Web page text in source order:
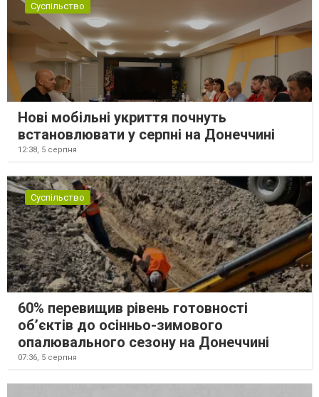
Суспільство
Нові мобільні укриття почнуть
встановлювати у серпні на Донеччині
12:38, 5 серпня
Суспільство
60% перевищив рівень готовності
об’єктів до осінньо-зимового
опалювального сезону на Донеччині
07:36, 5 серпня